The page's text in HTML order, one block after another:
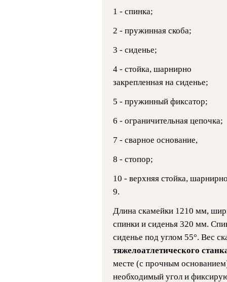
1 - спинка;
2 - пружинная скоба;
3 - сиденье;
4 - стойка, шарнирно
закрепленная на сиденье;
5 - пружинный фиксатор;
6 - ограничительная цепочка;
7 - сварное основание,
8 - стопор;
10 - верхняя стойка,
9.
Длина скамейки 1210 мм,
спинки и сиденья 320 мм.
сиденье под углом 55°. Вес
тяжелоатлетического
месте (с прочным
необходимый угол и